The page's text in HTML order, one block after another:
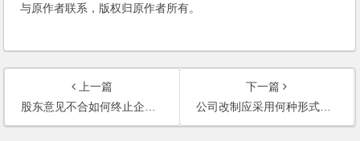
与原作者联系，版权归原作者所有。
上一篇
股东意见不合如何终止企业？(2003)
下一篇
公司改制应采用何种形式？(2003)